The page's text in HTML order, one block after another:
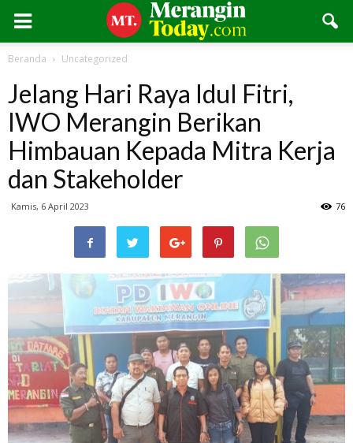
Beranda Uncategorized
Jelang Hari Raya Idul Fitri,
IWO Merangin Berikan
Himbauan Kepada Mitra Kerja
dan Stakeholder
Kamis, 6 April 2023 76